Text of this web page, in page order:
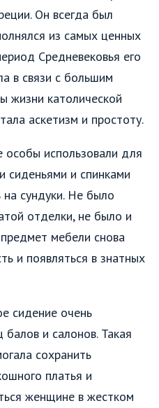
Он всегда был
из самых ценных
Средневековья его
в связи с большим
жизни католической
аскетизм и простоту.
использовали для
сиденьями и спинками
на сундуки. Не было
отделки, не было и
мебели снова
и появляться в знатных
сидение очень
балов и салонов. Такая
сохранить
платья и
женщине в жестком